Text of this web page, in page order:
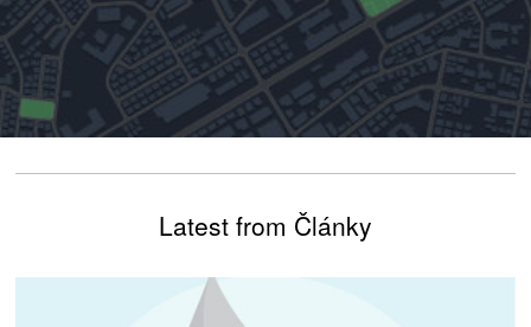
Latest from Články